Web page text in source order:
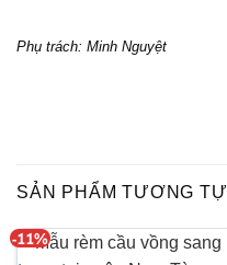
Phụ trách: Minh Nguyệt
SẢN PHẨM TƯƠNG TỰ
-11%